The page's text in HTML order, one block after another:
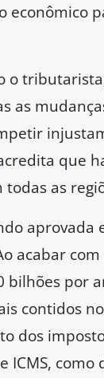
econômico
o
as
que
todas as
aprovada
acabar
bilhões por
contidos
dos
ICMS,